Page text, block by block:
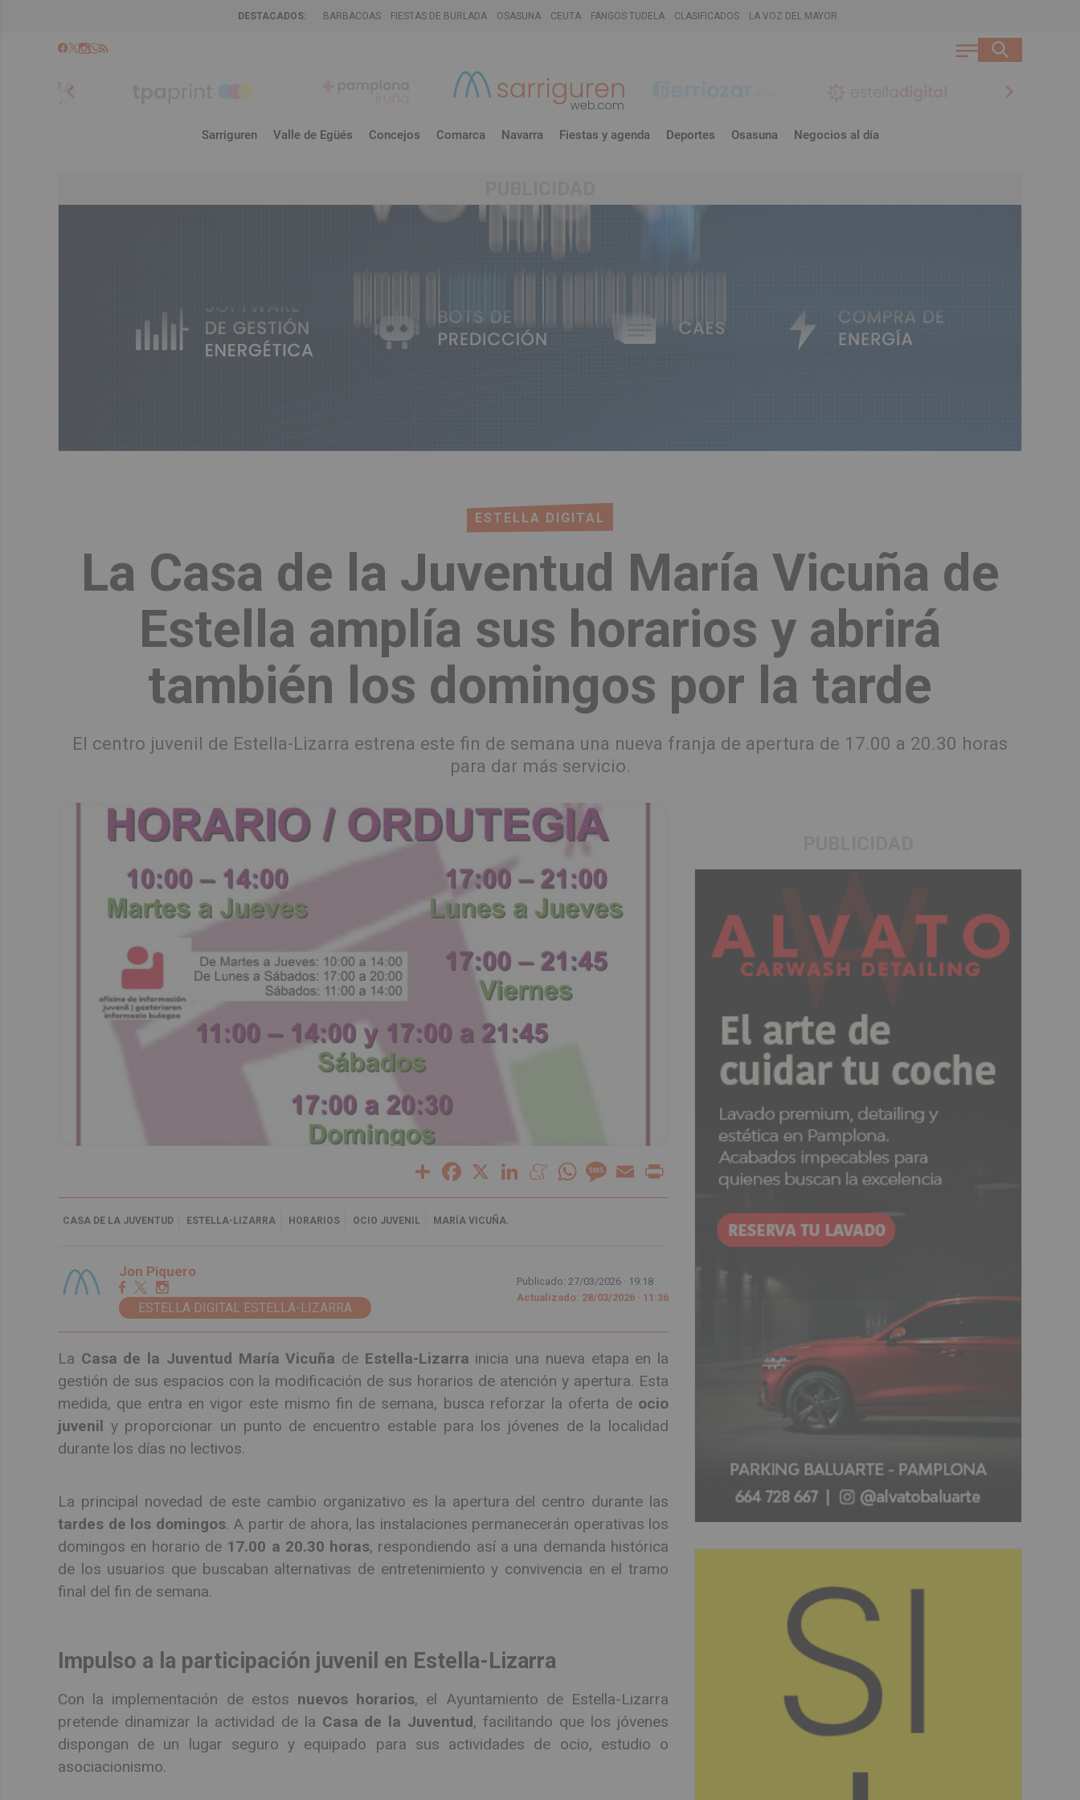
DESTACADOS: BARBACOAS FIESTAS DE BURLADA OSASUNA CEUTA FANGOS TUDELA CLASIFICADOS LA VOZ DEL MAYOR
chevron_left chevron_right
Sarriguren Valle de Egüés Concejos Comarca Navarra Fiestas y agenda Deportes Osasuna Negocios al día
ESTELLA DIGITAL
La Casa de la Juventud María Vicuña de
Estella amplía sus horarios y abrirá
también los domingos por la tarde
El centro juvenil de Estella-Lizarra estrena este fin de semana una nueva franja de apertura de 17.00 a 20.30 horas
para dar más servicio.
Share Facebook LinkedInMeneameWhatsAppMessage
Email
CASA DE LA JUVENTUD ESTELLA-LIZARRA HORARIOS OCIO JUVENIL MARÍA VICUÑA.
Jon Piquero
ESTELLA DIGITAL ESTELLA-LIZARRA
Publicado: 27/03/2026 · 19:18
Actualizado: 28/03/2026 · 11:36
La Casa de la Juventud María Vicuña de Estella-Lizarra inicia una nueva etapa en la
gestión de sus espacios con la modificación de sus horarios de atención y apertura. Esta
medida, que entra en vigor este mismo fin de semana, busca reforzar la oferta de ocio
juvenil y proporcionar un punto de encuentro estable para los jóvenes de la localidad
durante los días no lectivos.
La principal novedad de este cambio organizativo es la apertura del centro durante las
tardes de los domingos. A partir de ahora, las instalaciones permanecerán operativas los
domingos en horario de 17.00 a 20.30 horas, respondiendo así a una demanda histórica
de los usuarios que buscaban alternativas de entretenimiento y convivencia en el tramo
final del fin de semana.
Impulso a la participación juvenil en Estella-Lizarra
Con la implementación de estos nuevos horarios, el Ayuntamiento de Estella-Lizarra
pretende dinamizar la actividad de la Casa de la Juventud, facilitando que los jóvenes
dispongan de un lugar seguro y equipado para sus actividades de ocio, estudio o
asociacionismo.